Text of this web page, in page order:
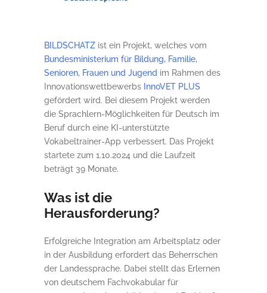
BILDSCHATZ ist ein Projekt, welches vom
Bundesministerium für Bildung, Familie,
Senioren, Frauen und Jugend im Rahmen des
Innovationswettbewerbs InnoVET PLUS
gefördert wird. Bei diesem Projekt werden
die Sprachlern-Möglichkeiten für Deutsch im
Beruf durch eine KI-unterstützte
Vokabeltrainer-App verbessert. Das Projekt
startete zum 1.10.2024 und die Laufzeit
beträgt 39 Monate.
Was ist die
Herausforderung?
Erfolgreiche Integration am Arbeitsplatz oder
in der Ausbildung erfordert das Beherrschen
der Landessprache. Dabei stellt das Erlernen
von deutschem Fachvokabular für